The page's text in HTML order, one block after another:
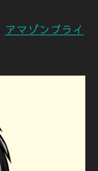
アマゾンプライ